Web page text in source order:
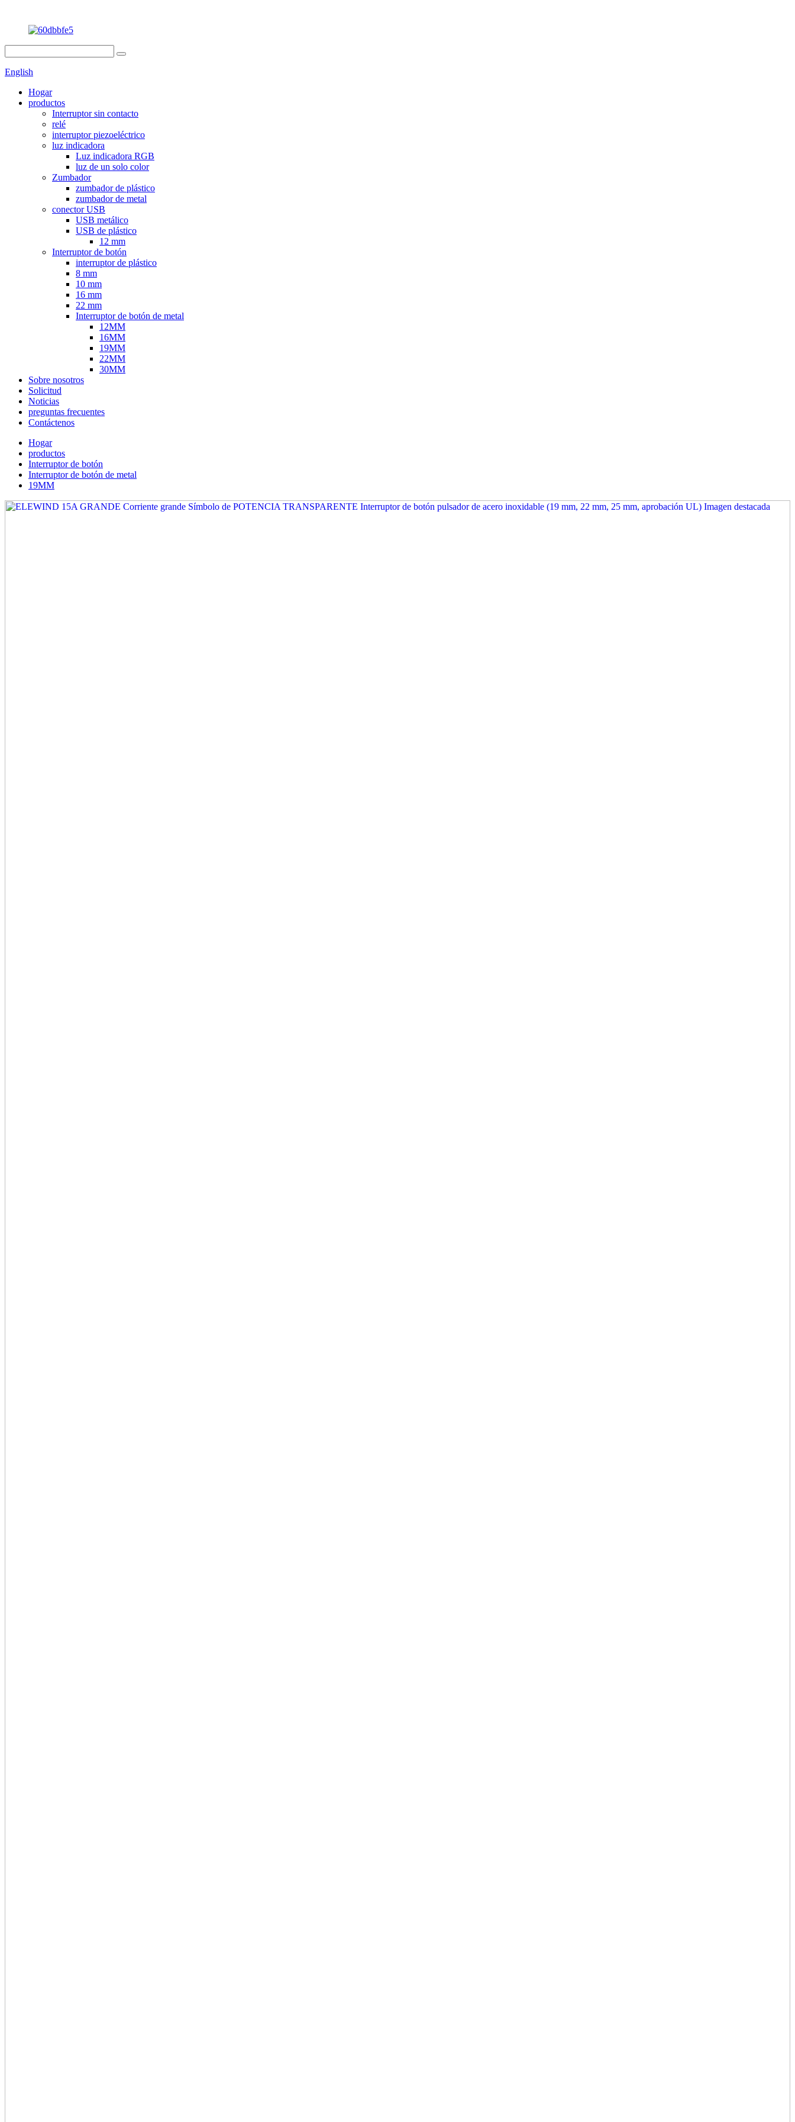
English
Hogar
productos
Interruptor sin contacto
relé
interruptor piezoeléctrico
luz indicadora
Luz indicadora RGB
luz de un solo color
Zumbador
zumbador de plástico
zumbador de metal
conector USB
USB metálico
USB de plástico
12 mm
Interruptor de botón
interruptor de plástico
8 mm
10 mm
16 mm
22 mm
Interruptor de botón de metal
12MM
16MM
19MM
22MM
30MM
Sobre nosotros
Solicitud
Noticias
preguntas frecuentes
Contáctenos
Hogar
productos
Interruptor de botón
Interruptor de botón de metal
19MM